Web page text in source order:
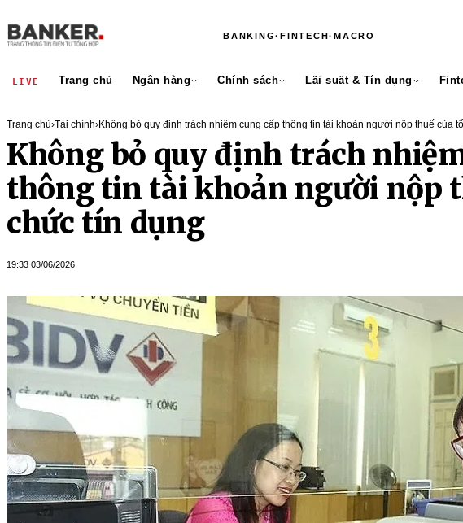
BANKING·FINTECH·MACRO
LIVE Trang chủ Ngân hàng Chính sách Lãi suất & Tín dụng
Trang chủ›Tài chính›Không bỏ quy định trách nhiệm cung cấp thông tin tài khoản người nộp thuế của
tín dụng
Không bỏ quy định trách
thông tin tài khoản người nộp
chức tín dụng
19:33 03/06/2026